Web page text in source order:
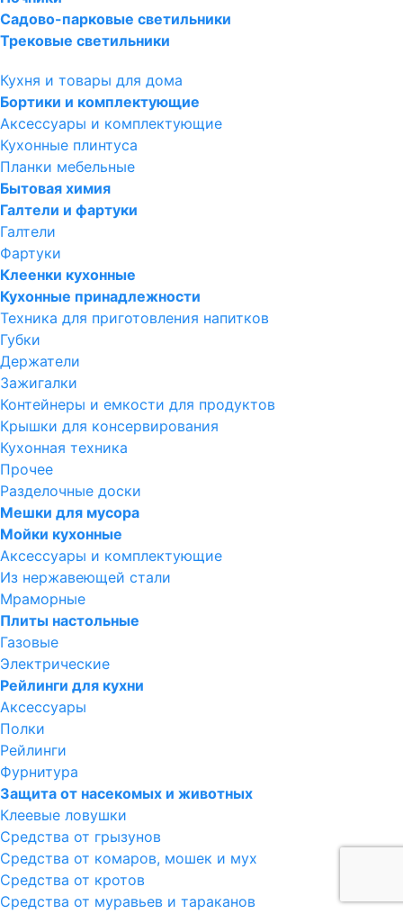
Садово-парковые светильники
Трековые светильники
Кухня и товары для дома
Бортики и комплектующие
Аксессуары и комплектующие
Кухонные плинтуса
Планки мебельные
Бытовая химия
Галтели и фартуки
Галтели
Фартуки
Клеенки кухонные
Кухонные принадлежности
Техника для приготовления напитков
Губки
Держатели
Зажигалки
Контейнеры и емкости для продуктов
Крышки для консервирования
Кухонная техника
Прочее
Разделочные доски
Мешки для мусора
Мойки кухонные
Аксессуары и комплектующие
Из нержавеющей стали
Мраморные
Плиты настольные
Газовые
Электрические
Рейлинги для кухни
Аксессуары
Полки
Рейлинги
Фурнитура
Защита от насекомых и животных
Клеевые ловушки
Средства от грызунов
Средства от комаров, мошек и мух
Средства от кротов
Средства от муравьев и тараканов